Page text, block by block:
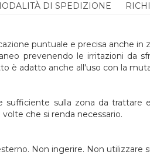
DI SPEDIZIONE
puntuale e precisa anche
prevenendo le irritazioni da
è adatto anche all'uso con la
sufficiente sulla zona da trattare
che si renda necessario.
Non ingerire. Non utilizzare